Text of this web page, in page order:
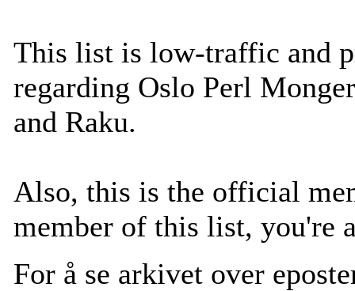
This list is low-traffic and
regarding Oslo Perl
and Raku.
Also, this is the official
member of this list, you're
For å se arkivet over